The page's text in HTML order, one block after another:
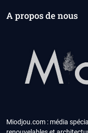
A propos de nous
Miodjou.com : média